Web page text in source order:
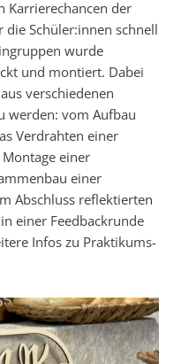
Karrierechancen der
die Schüler:innen schnell
wurde
und montiert. Dabei
verschiedenen
werden: vom Aufbau
Verdrahten einer
einer
einer
Abschluss reflektierten
einer Feedbackrunde
Infos zu Praktikums-